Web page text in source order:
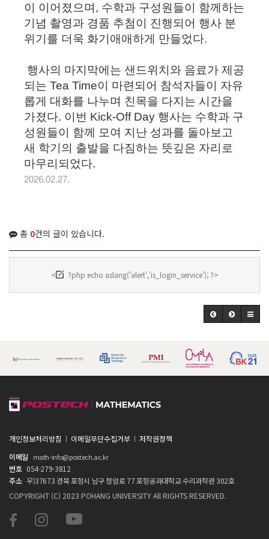
이 이어졌으며, 수학과 구성원들이 함께하는
기념 촬영과 경품 추첨이 진행되어 행사 분
위기를 더욱 화기애애하게 만들었다.
행사의 마지막에는 샌드위치와 음료가 제공
되는 Tea Time이 마련되어 참석자들이 자유
롭게 대화를 나누며 친목을 다지는 시간을
가졌다. 이번 Kick-Off Day 행사는 수학과 구
성원들이 함께 모여 지난 성과를 돌아보고
새 학기의 출발을 다짐하는 뜻깊은 자리로
마무리되었다.
2026.02.27.
총 0건의 글이 있습니다.
< ?php echo aslang('alert','is_login_service'); ?>
개인정보처리방침 이메일무단수집거부
저작권정책
이메일
math-info@postech.ac.kr
번호 054-279-3812
주소 우)37673 경북 포항시 남구 청암로 77 포항공과대학교 수리과학관 302호
COPYRIGHT (C) 2023 POHANG UNIVERSITY All RIGHTS RESERVED.